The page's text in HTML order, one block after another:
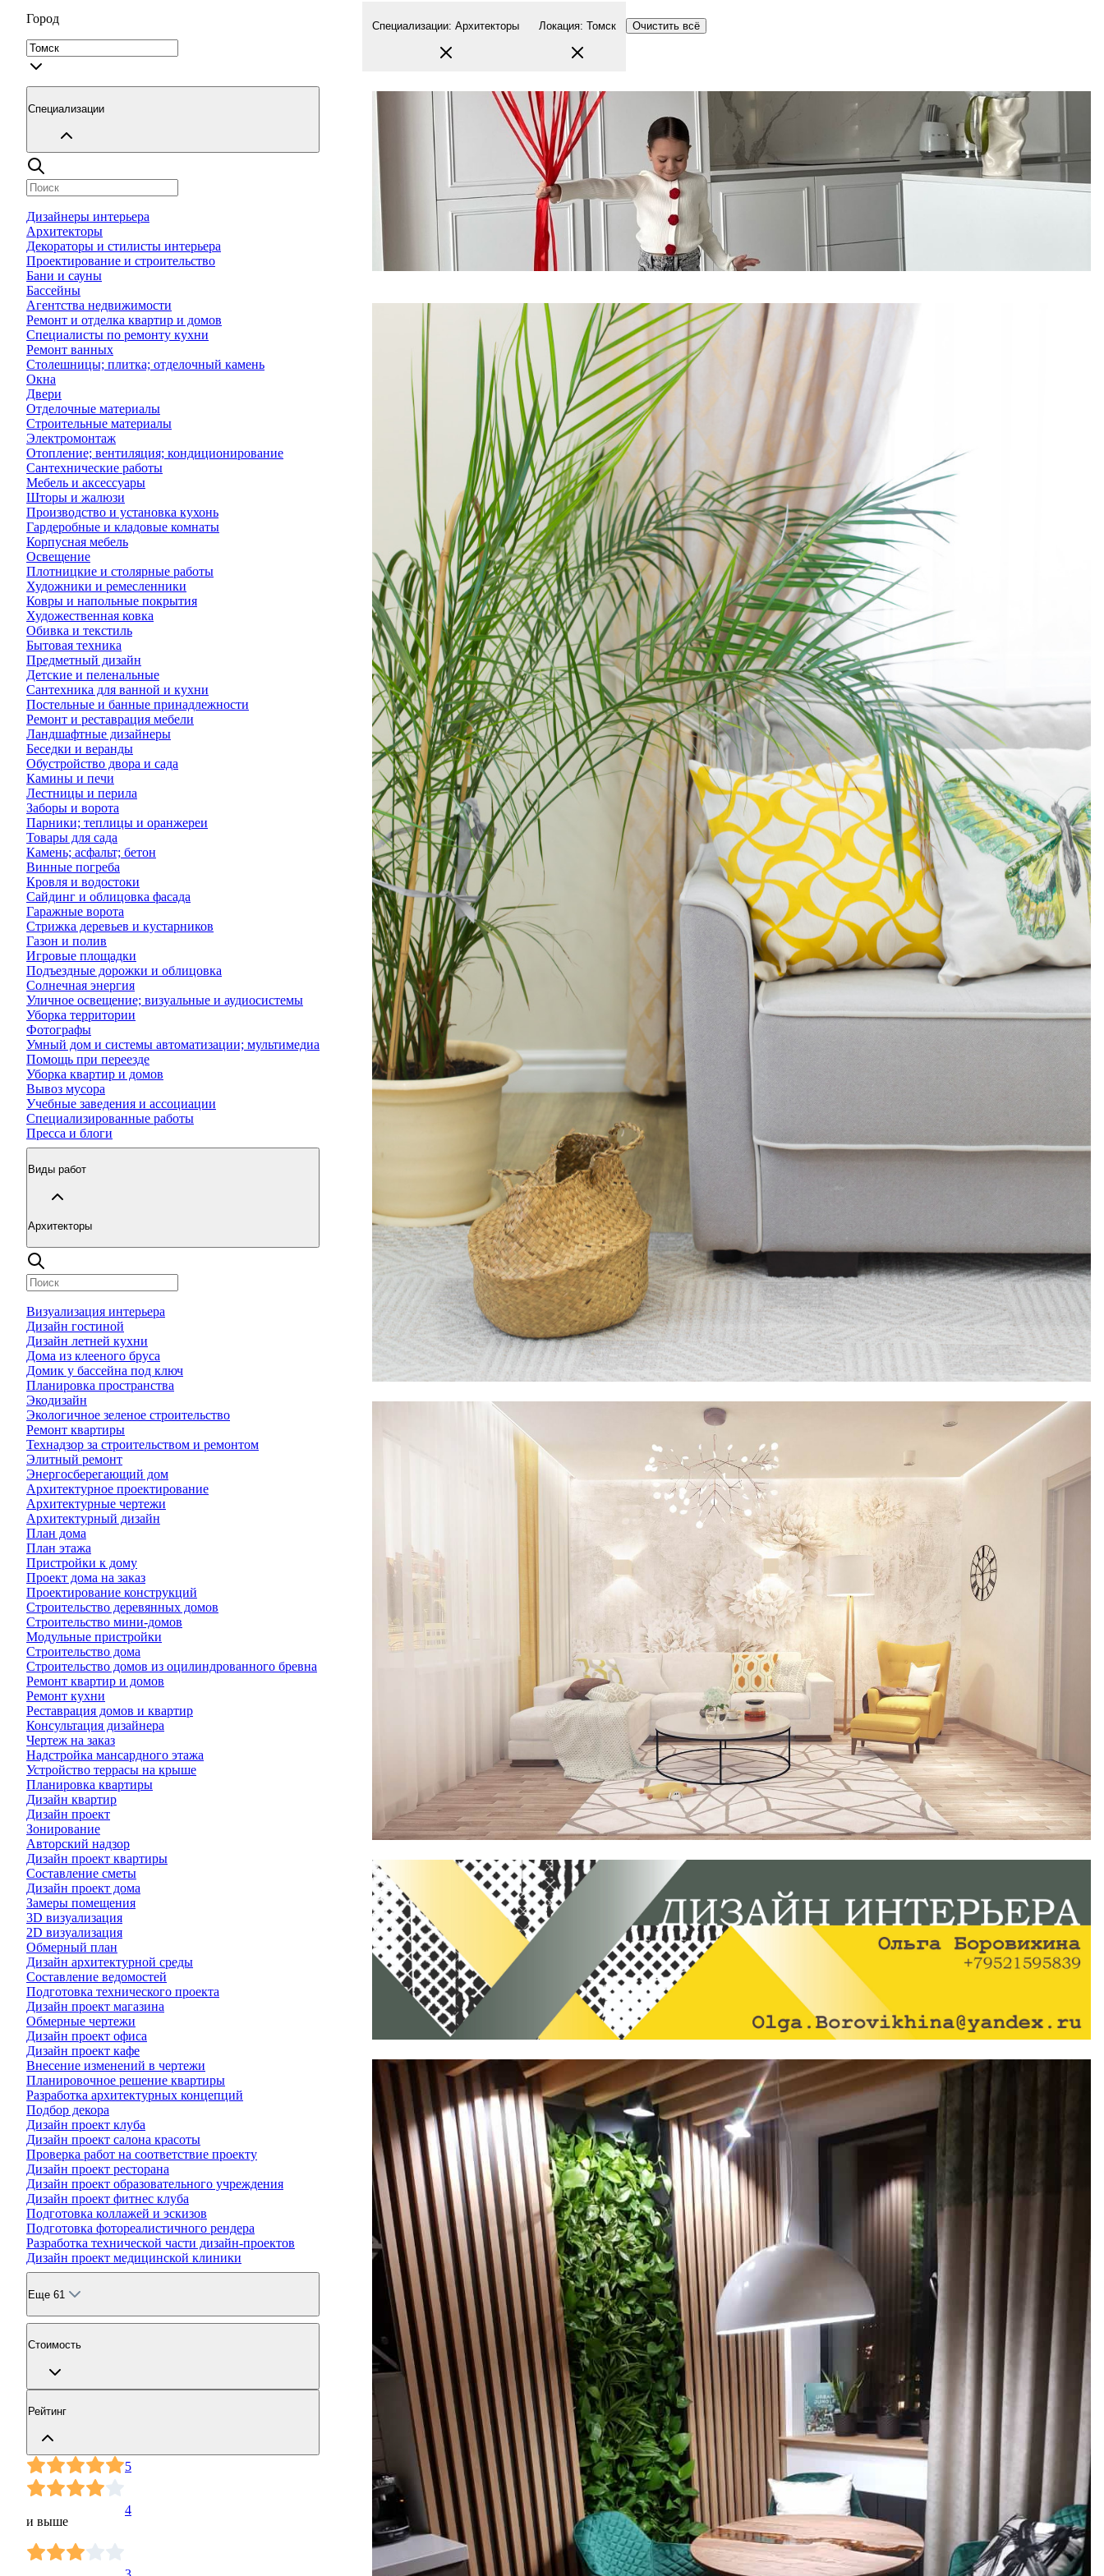
Город
Специализации
Дизайнеры интерьера
Архитекторы
Декораторы и стилисты интерьера
Проектирование и строительство
Бани и сауны
Бассейны
Агентства недвижимости
Ремонт и отделка квартир и домов
Специалисты по ремонту кухни
Ремонт ванных
Столешницы; плитка; отделочный камень
Окна
Двери
Отделочные материалы
Строительные материалы
Электромонтаж
Отопление; вентиляция; кондиционирование
Сантехнические работы
Мебель и аксессуары
Шторы и жалюзи
Производство и установка кухонь
Гардеробные и кладовые комнаты
Корпусная мебель
Освещение
Плотницкие и столярные работы
Художники и ремесленники
Ковры и напольные покрытия
Художественная ковка
Обивка и текстиль
Бытовая техника
Предметный дизайн
Детские и пеленальные
Сантехника для ванной и кухни
Постельные и банные принадлежности
Ремонт и реставрация мебели
Ландшафтные дизайнеры
Беседки и веранды
Обустройство двора и сада
Камины и печи
Лестницы и перила
Заборы и ворота
Парники; теплицы и оранжереи
Товары для сада
Камень; асфальт; бетон
Винные погреба
Кровля и водостоки
Сайдинг и облицовка фасада
Гаражные ворота
Стрижка деревьев и кустарников
Газон и полив
Игровые площадки
Подъездные дорожки и облицовка
Солнечная энергия
Уличное освещение; визуальные и аудиосистемы
Уборка территории
Фотографы
Умный дом и системы автоматизации; мультимедиа
Помощь при переезде
Уборка квартир и домов
Вывоз мусора
Учебные заведения и ассоциации
Специализированные работы
Пресса и блоги
Виды работ
Архитекторы
Визуализация интерьера
Дизайн гостиной
Дизайн летней кухни
Дома из клееного бруса
Домик у бассейна под ключ
Планировка пространства
Экодизайн
Экологичное зеленое строительство
Ремонт квартиры
Технадзор за строительством и ремонтом
Элитный ремонт
Энергосберегающий дом
Архитектурное проектирование
Архитектурные чертежи
Архитектурный дизайн
План дома
План этажа
Пристройки к дому
Проект дома на заказ
Проектирование конструкций
Строительство деревянных домов
Строительство мини-домов
Модульные пристройки
Строительство дома
Строительство домов из оцилиндрованного бревна
Ремонт квартир и домов
Ремонт кухни
Реставрация домов и квартир
Консультация дизайнера
Чертеж на заказ
Надстройка мансардного этажа
Устройство террасы на крыше
Планировка квартиры
Дизайн квартир
Дизайн проект
Зонирование
Авторский надзор
Дизайн проект квартиры
Составление сметы
Дизайн проект дома
Замеры помещения
3D визуализация
2D визуализация
Обмерный план
Дизайн архитектурной среды
Составление ведомостей
Подготовка технического проекта
Дизайн проект магазина
Обмерные чертежи
Дизайн проект офиса
Дизайн проект кафе
Внесение изменений в чертежи
Планировочное решение квартиры
Разработка архитектурных концепций
Подбор декора
Дизайн проект клуба
Дизайн проект салона красоты
Проверка работ на соответствие проекту
Дизайн проект ресторана
Дизайн проект образовательного учреждения
Дизайн проект фитнес клуба
Подготовка коллажей и эскизов
Подготовка фотореалистичного рендера
Разработка технической части дизайн-проектов
Дизайн проект медицинской клиники
Еще 61
Стоимость
Рейтинг
5
и выше
4
Специализации: Архитекторы Локация: Томск Очистить всё